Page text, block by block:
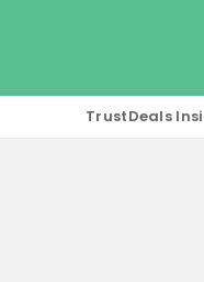
TrustDeals